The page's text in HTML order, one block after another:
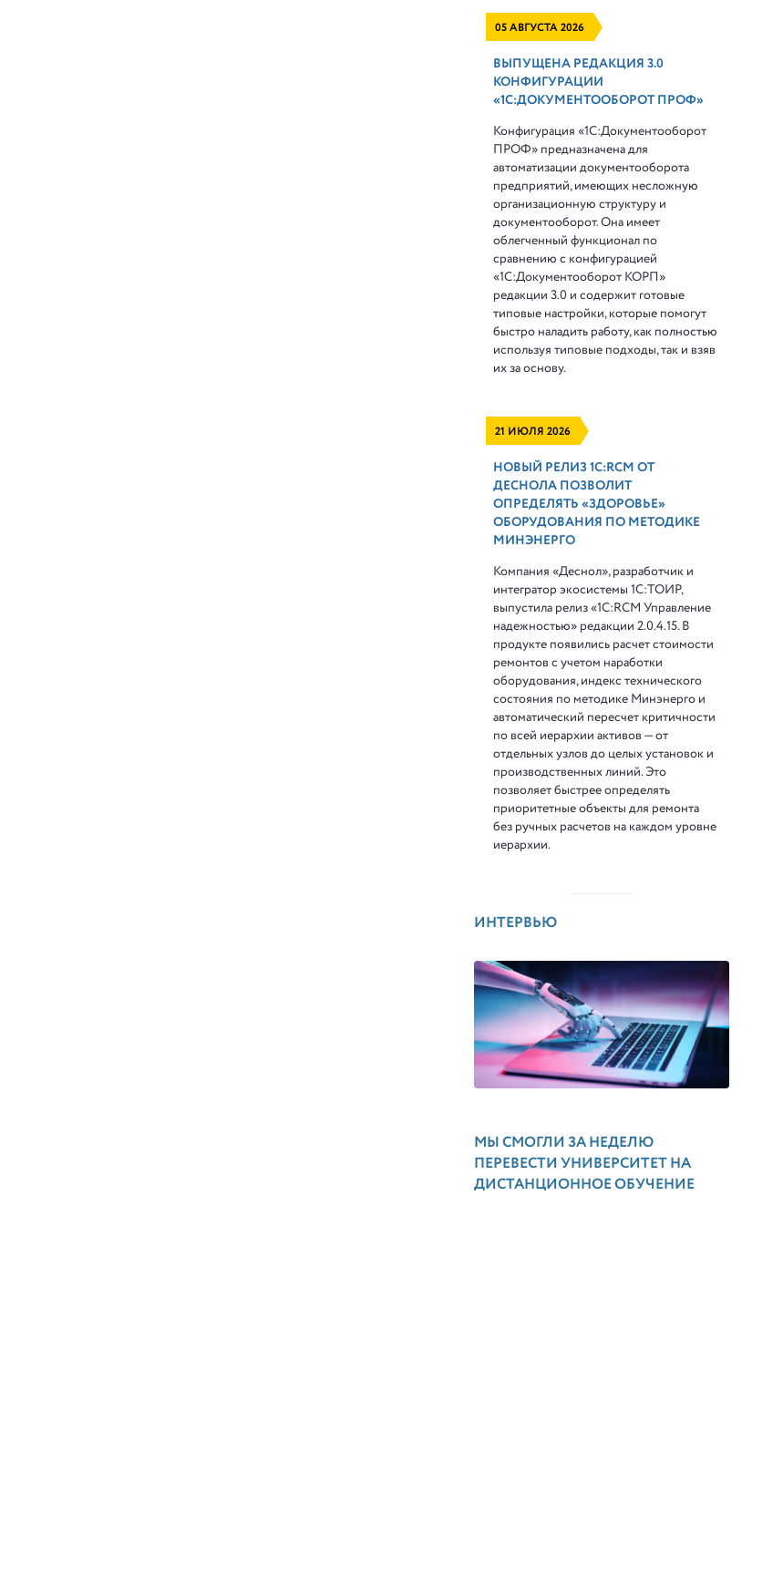
05 АВГУСТА 2026
ВЫПУЩЕНА РЕДАКЦИЯ 3.0
КОНФИГУРАЦИИ
«1С:ДОКУМЕНТООБОРОТ ПРОФ»
Конфигурация «1С:Документооборот
ПРОФ» предназначена для
автоматизации документооборота
предприятий, имеющих несложную
организационную структуру и
документооборот. Она имеет
облегченный функционал по
сравнению с конфигурацией
«1С:Документооборот КОРП»
редакции 3.0 и содержит готовые
типовые настройки, которые помогут
быстро наладить работу, как полностью
используя типовые подходы, так и взяв
их за основу.
21 ИЮЛЯ 2026
НОВЫЙ РЕЛИЗ 1С:RCM ОТ
ДЕСНОЛА ПОЗВОЛИТ
ОПРЕДЕЛЯТЬ «ЗДОРОВЬЕ»
ОБОРУДОВАНИЯ ПО МЕТОДИКЕ
МИНЭНЕРГО
Компания «Деснол», разработчик и
интегратор экосистемы 1С:ТОИР,
выпустила релиз «1С:RCM Управление
надежностью» редакции 2.0.4.15. В
продукте появились расчет стоимости
ремонтов с учетом наработки
оборудования, индекс технического
состояния по методике Минэнерго и
автоматический пересчет критичности
по всей иерархии активов — от
отдельных узлов до целых установок и
производственных линий. Это
позволяет быстрее определять
приоритетные объекты для ремонта
без ручных расчетов на каждом уровне
иерархии.
ИНТЕРВЬЮ
МЫ СМОГЛИ ЗА НЕДЕЛЮ
ПЕРЕВЕСТИ УНИВЕРСИТЕТ НА
ДИСТАНЦИОННОЕ ОБУЧЕНИЕ